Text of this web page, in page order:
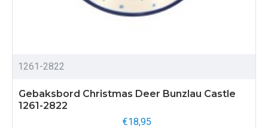
1261-2822
Gebaksbord Christmas Deer Bunzlau Castle
1261-2822
€18,95